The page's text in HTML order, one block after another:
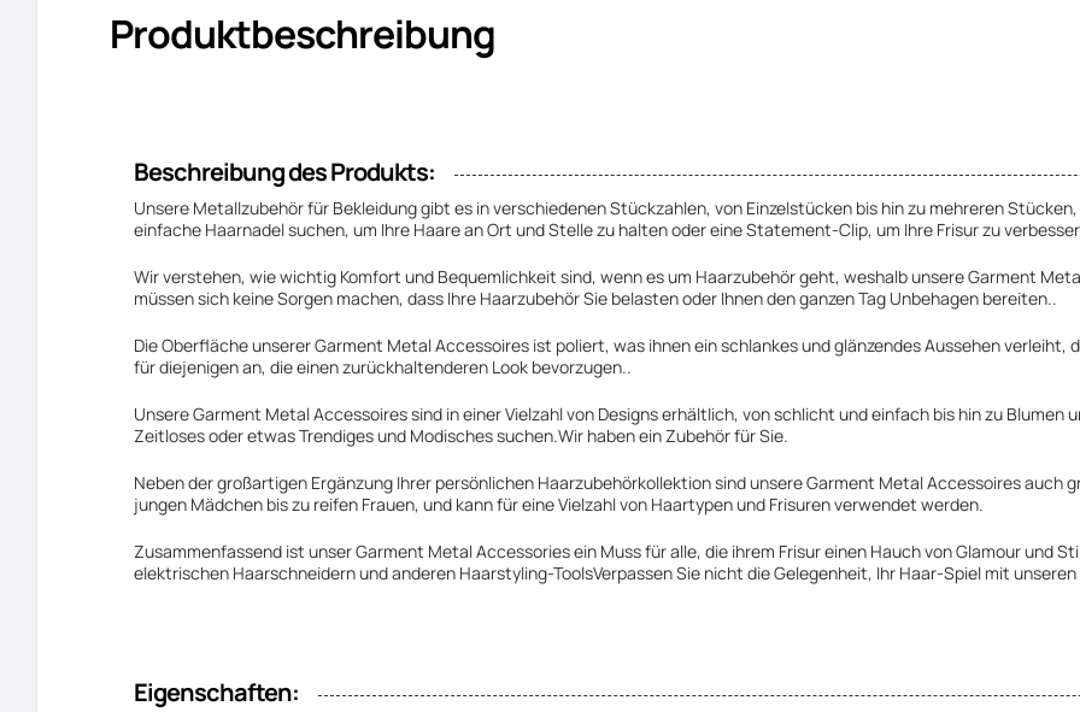
Produktbeschreibung
Beschreibung des Produkts:
Unsere Metallzubehör für Bekleidung gibt es in verschiedenen Stückzahlen, von Einzelstücken bis hin zu mehreren
einfache Haarnadel suchen, um Ihre Haare an Ort und Stelle zu halten oder eine Statement-Clip, um Ihre Frisur zu
Wir verstehen, wie wichtig Komfort und Bequemlichkeit sind, wenn es um Haarzubehör geht, weshalb unsere Garment
müssen sich keine Sorgen machen, dass Ihre Haarzubehör Sie belasten oder Ihnen den ganzen Tag Unbehagen bereiten..
Die Oberfläche unserer Garment Metal Accessoires ist poliert, was ihnen ein schlankes und glänzendes Aussehen
für diejenigen an, die einen zurückhaltenderen Look bevorzugen..
Unsere Garment Metal Accessoires sind in einer Vielzahl von Designs erhältlich, von schlicht und einfach bis hin zu Blumen
Zeitloses oder etwas Trendiges und Modisches suchen.Wir haben ein Zubehör für Sie.
Neben der großartigen Ergänzung Ihrer persönlichen Haarzubehörkollektion sind unsere Garment Metal Accessoires auch
jungen Mädchen bis zu reifen Frauen, und kann für eine Vielzahl von Haartypen und Frisuren verwendet werden.
Zusammenfassend ist unser Garment Metal Accessories ein Muss für alle, die ihrem Frisur einen Hauch von Glamour und
elektrischen Haarschneidern und anderen Haarstyling-ToolsVerpassen Sie nicht die Gelegenheit, Ihr Haar-Spiel mit
Eigenschaften: